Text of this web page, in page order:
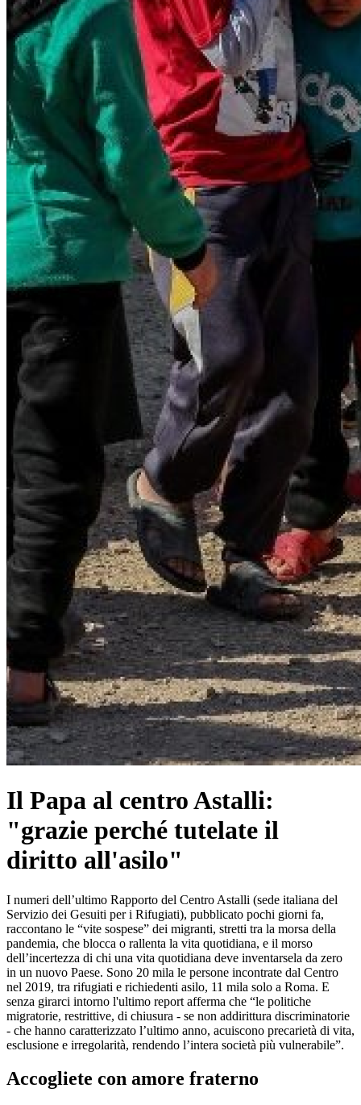
Il Papa al centro Astalli:
"grazie perché tutelate il
diritto all'asilo"
I numeri dell’ultimo Rapporto del Centro Astalli (sede italiana del
Servizio dei Gesuiti per i Rifugiati), pubblicato pochi giorni fa,
raccontano le “vite sospese” dei migranti, stretti tra la morsa della
pandemia, che blocca o rallenta la vita quotidiana, e il morso
dell’incertezza di chi una vita quotidiana deve inventarsela da zero
in un nuovo Paese. Sono 20 mila le persone incontrate dal Centro
nel 2019, tra rifugiati e richiedenti asilo, 11 mila solo a Roma. E
senza girarci intorno l'ultimo report afferma che “le politiche
migratorie, restrittive, di chiusura - se non addirittura discriminatorie
- che hanno caratterizzato l’ultimo anno, acuiscono precarietà di vita,
esclusione e irregolarità, rendendo l’intera società più vulnerabile”.
Accogliete con amore fraterno